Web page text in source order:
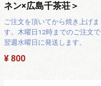
ネン×広島千茶荘＞
ご注文を頂いてから焼き上げま
す。木曜日12時までのご注文で
翌週水曜日に発送します。
¥ 800